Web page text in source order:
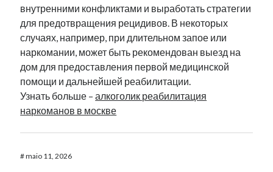
внутренними конфликтами и выработать стратегии
для предотвращения рецидивов. В некоторых
случаях, например, при длительном запое или
наркомании, может быть рекомендован выезд на
дом для предоставления первой медицинской
помощи и дальнейшей реабилитации.
Узнать больше –алкоголик реабилитация
наркоманов в москве
#maio 11, 2026